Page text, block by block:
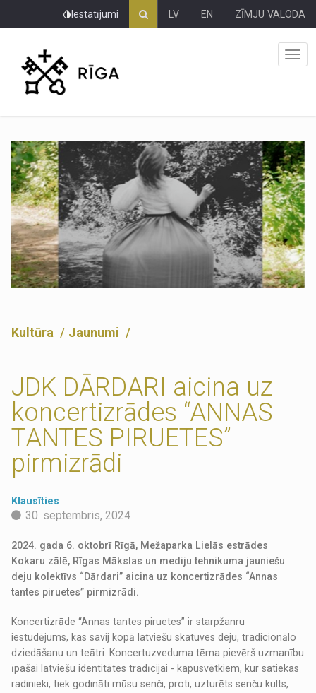
Iestatījumi LV EN ZĪMJU VALODA
Kultūra Jaunumi
JDK DĀRDARI aicina uz
koncertizrādes “ANNAS
TANTES PIRUETES”
pirmizrādi
Klausīties
30. septembris, 2024
2024. gada 6. oktobrī Rīgā, Mežaparka Lielās estrādes
Kokaru zālē, Rīgas Mākslas un mediju tehnikuma jauniešu
deju kolektīvs “Dārdari” aicina uz koncertizrādes “Annas
tantes piruetes” pirmizrādi.
Koncertizrāde “Annas tantes piruetes” ir starpžanru
iestudējums, kas savij kopā latviešu skatuves deju, tradicionālo
dziedāšanu un teātri. Koncertuzveduma tēma pievērš uzmanību
īpašai latviešu identitātes tradīcijai - kapusvētkiem, kur satiekas
radinieki, tiek godināti mūsu senči, proti, uzturēts senču kults,